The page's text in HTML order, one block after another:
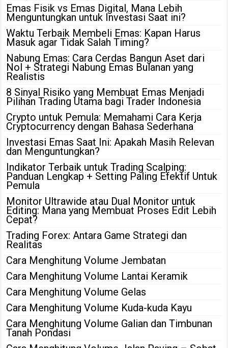
Emas Fisik vs Emas Digital, Mana Lebih
Menguntungkan untuk Investasi Saat ini?
Waktu Terbaik Membeli Emas: Kapan Harus
Masuk agar Tidak Salah Timing?
Nabung Emas: Cara Cerdas Bangun Aset dari
Nol + Strategi Nabung Emas Bulanan yang
Realistis
8 Sinyal Risiko yang Membuat Emas Menjadi
Pilihan Trading Utama bagi Trader Indonesia
Crypto untuk Pemula: Memahami Cara Kerja
Cryptocurrency dengan Bahasa Sederhana
Investasi Emas Saat Ini: Apakah Masih Relevan
dan Menguntungkan?
Indikator Terbaik untuk Trading Scalping:
Panduan Lengkap + Setting Paling Efektif Untuk
Pemula
Monitor Ultrawide atau Dual Monitor untuk
Editing: Mana yang Membuat Proses Edit Lebih
Cepat?
Trading Forex: Antara Game Strategi dan
Realitas
Cara Menghitung Volume Jembatan
Cara Menghitung Volume Lantai Keramik
Cara Menghitung Volume Gelas
Cara Menghitung Volume Kuda-kuda Kayu
Cara Menghitung Volume Galian dan Timbunan
Tanah Pondasi